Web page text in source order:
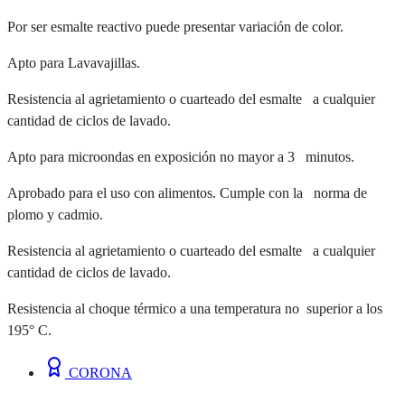
Por ser esmalte reactivo puede presentar variación de color.
Apto para Lavavajillas.
Resistencia al agrietamiento o cuarteado del esmalte a cualquier
cantidad de ciclos de lavado.
Apto para microondas en exposición no mayor a 3 minutos.
Aprobado para el uso con alimentos. Cumple con la norma de
plomo y cadmio.
Resistencia al agrietamiento o cuarteado del esmalte a cualquier
cantidad de ciclos de lavado.
Resistencia al choque térmico a una temperatura no superior a los
195° C.
CORONA